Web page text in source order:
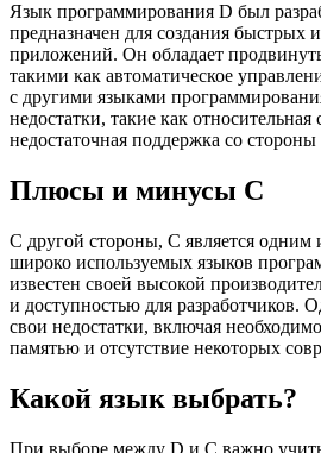
Язык программирования D был
предназначен для создания быстрых
приложений. Он обладает
такими как автоматическое
с другими языками
недостатки, такие как
недостаточная поддержка со стороны
Плюсы и минусы C
С другой стороны, C является одним
широко используемых языков
известен своей высокой
и доступностью для разработчиков.
свои недостатки, включая
памятью и отсутствие некоторых
Какой язык выбрать?
При выборе между D и C важно